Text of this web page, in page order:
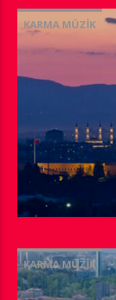
KARMA MÜZIK
KARMA MÜZIK